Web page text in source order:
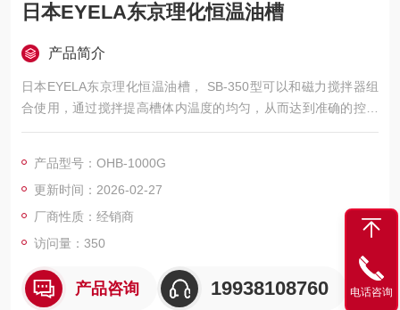
日本EYELA东京理化恒温油槽
产品简介
日本EYELA东京理化恒温油槽， SB-350型可以和磁力搅拌器组
合使用，通过搅拌提高槽体内温度的均匀，从而达到准确的控温
精度。
产品型号：OHB-1000G
更新时间：2026-02-27
厂商性质：经销商
访问量：350
产品咨询 19938108760 电话咨询